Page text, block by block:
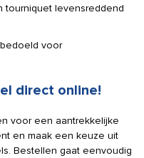
tourniquet levensreddend
voor
direct online!
voor een aantrekkelijke
en maak een keuze uit
Bestellen gaat eenvoudig